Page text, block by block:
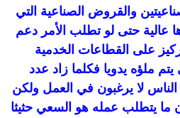
والقروض الصناعية التي
عالية حتى لو تطلب الأمر دعم
على القطاعات الخدمية
ملؤه يدويا فكلما زاد عدد
لا يرغبون في العمل ولكن
ما يتطلب عمله هو السعي حثيثا